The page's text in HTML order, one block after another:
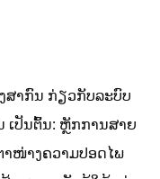
າກົນ ກ່ຽວກັບລະບົບ
ເປັນຕົ້ນ: ຫຼັກການສາຍ
ໜ່າງຄວາມປອດໄພ